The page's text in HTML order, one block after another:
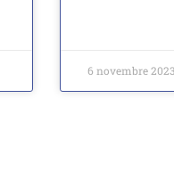
6 novembre 2023